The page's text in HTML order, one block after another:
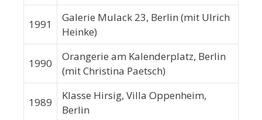
1991
Galerie Mulack 23, Berlin (mit Ulrich
Heinke)
1990
Orangerie am Kalenderplatz, Berlin
(mit Christina Paetsch)
1989
Klasse Hirsig, Villa Oppenheim,
Berlin